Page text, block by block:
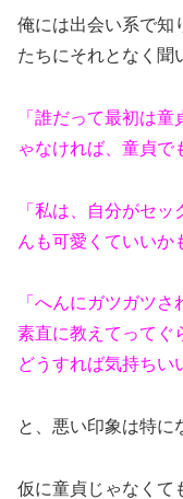
俺には出会い系で知
たちにそれとなく聞
「誰だって最初は
ゃなければ、童貞で
「私は、自分がセ
んも可愛くていいか
「へんにガツガツ
素直に教えてってぐ
どうすれば気持ちい
と、悪い印象は特に
仮に童貞じゃなくて